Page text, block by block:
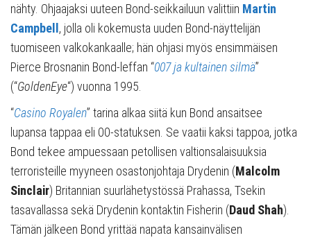
nähty. Ohjaajaksi uuteen Bond-seikkailuun valittiin Martin
Campbell, jolla oli kokemusta uuden Bond-näyttelijän
tuomiseen valkokankaalle; hän ohjasi myös ensimmäisen
Pierce Brosnanin Bond-leffan “007 ja kultainen silmä”
(“GoldenEye“) vuonna 1995.
“Casino Royalen” tarina alkaa siitä kun Bond ansaitsee
lupansa tappaa eli 00-statuksen. Se vaatii kaksi tappoa, jotka
Bond tekee ampuessaan petollisen valtionsalaisuuksia
terroristeille myyneen osastonjohtaja Drydenin (Malcolm
Sinclair) Britannian suurlähetystössä Prahassa, Tsekin
tasavallassa sekä Drydenin kontaktin Fisherin (Daud Shah).
Tämän jälkeen Bond yrittää napata kansainvälisen